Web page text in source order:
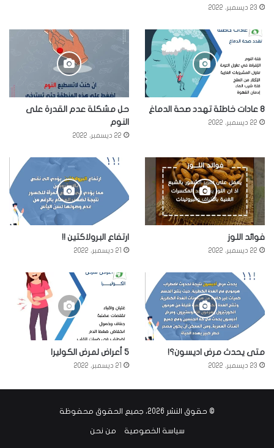
23 ديسمبر، 2022
8 عادات خاطئة تهدد صحة الدماغ
22 ديسمبر، 2022
حل مشكلة عدم القدرة على
النوم
22 ديسمبر، 2022
فوائد اللوز
22 ديسمبر، 2022
ارتفاع البرولاكتين !!
21 ديسمبر، 2022
متى يحدث مرض اديسون؟!
23 ديسمبر، 2022
5 أعراض لمرض الكوليرا
21 ديسمبر، 2022
© حقوق النشر 2026، جميع الحقوق محفوظة
سياسة الخصوصية من نحن